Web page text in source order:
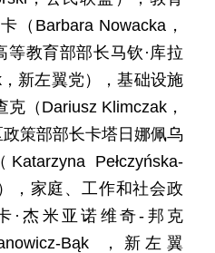
（Barbara Nowacka，
教育部部长马钦·库拉
新左翼党），基础设施
克（Dariusz Klimczak，
策部部长卡塔日娜佩乌
Pełczyńska-
，家庭、工作和社会政
·杰米亚诺维奇-邦克
Bąk ，新左翼